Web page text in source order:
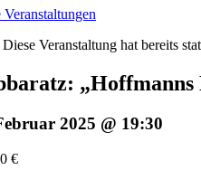
Diese Veranstaltung hat bereits
2025 @ 19:30
€